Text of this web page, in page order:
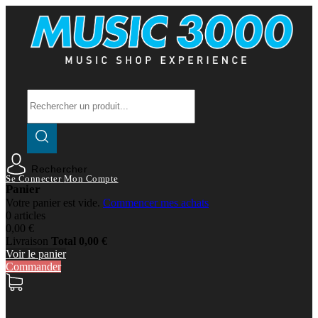
Rechercher
Se Connecter Mon Compte
Panier
Votre panier est vide. Commencer mes achats
0 articles
0,00 €
Livraison Total 0,00 €
Voir le panier
Commander